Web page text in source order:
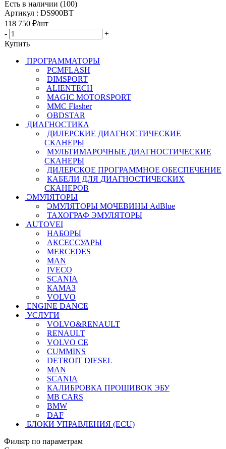
Есть в наличии (100)
Артикул : DS900BT
118 750 ₽/шт
-
+
Купить
ПРОГРАММАТОРЫ
PCMFLASH
DIMSPORT
ALIENTECH
MAGIC MOTORSPORT
MMC Flasher
OBDSTAR
ДИАГНОСТИКА
ДИЛЕРСКИЕ ДИАГНОСТИЧЕСКИЕ
СКАНЕРЫ
МУЛЬТИМАРОЧНЫЕ ДИАГНОСТИЧЕСКИЕ
СКАНЕРЫ
ДИЛЕРСКОЕ ПРОГРАММНОЕ ОБЕСПЕЧЕНИЕ
КАБЕЛИ ДЛЯ ДИАГНОСТИЧЕСКИХ
СКАНЕРОВ
ЭМУЛЯТОРЫ
ЭМУЛЯТОРЫ МОЧЕВИНЫ АdBlue
ТАХОГРАФ ЭМУЛЯТОРЫ
AUTOVEI
НАБОРЫ
АКСЕССУАРЫ
MERCEDES
MAN
IVECO
SCANIA
КАМАЗ
VOLVO
ENGINE DANCE
УСЛУГИ
VOLVO&RENAULT
RENAULT
VOLVO CE
CUMMINS
DETROIT DIESEL
MAN
SCANIA
КАЛИБРОВКА ПРОШИВОК ЭБУ
MB CARS
BMW
DAF
БЛОКИ УПРАВЛЕНИЯ (ECU)
Фильтр по параметрам